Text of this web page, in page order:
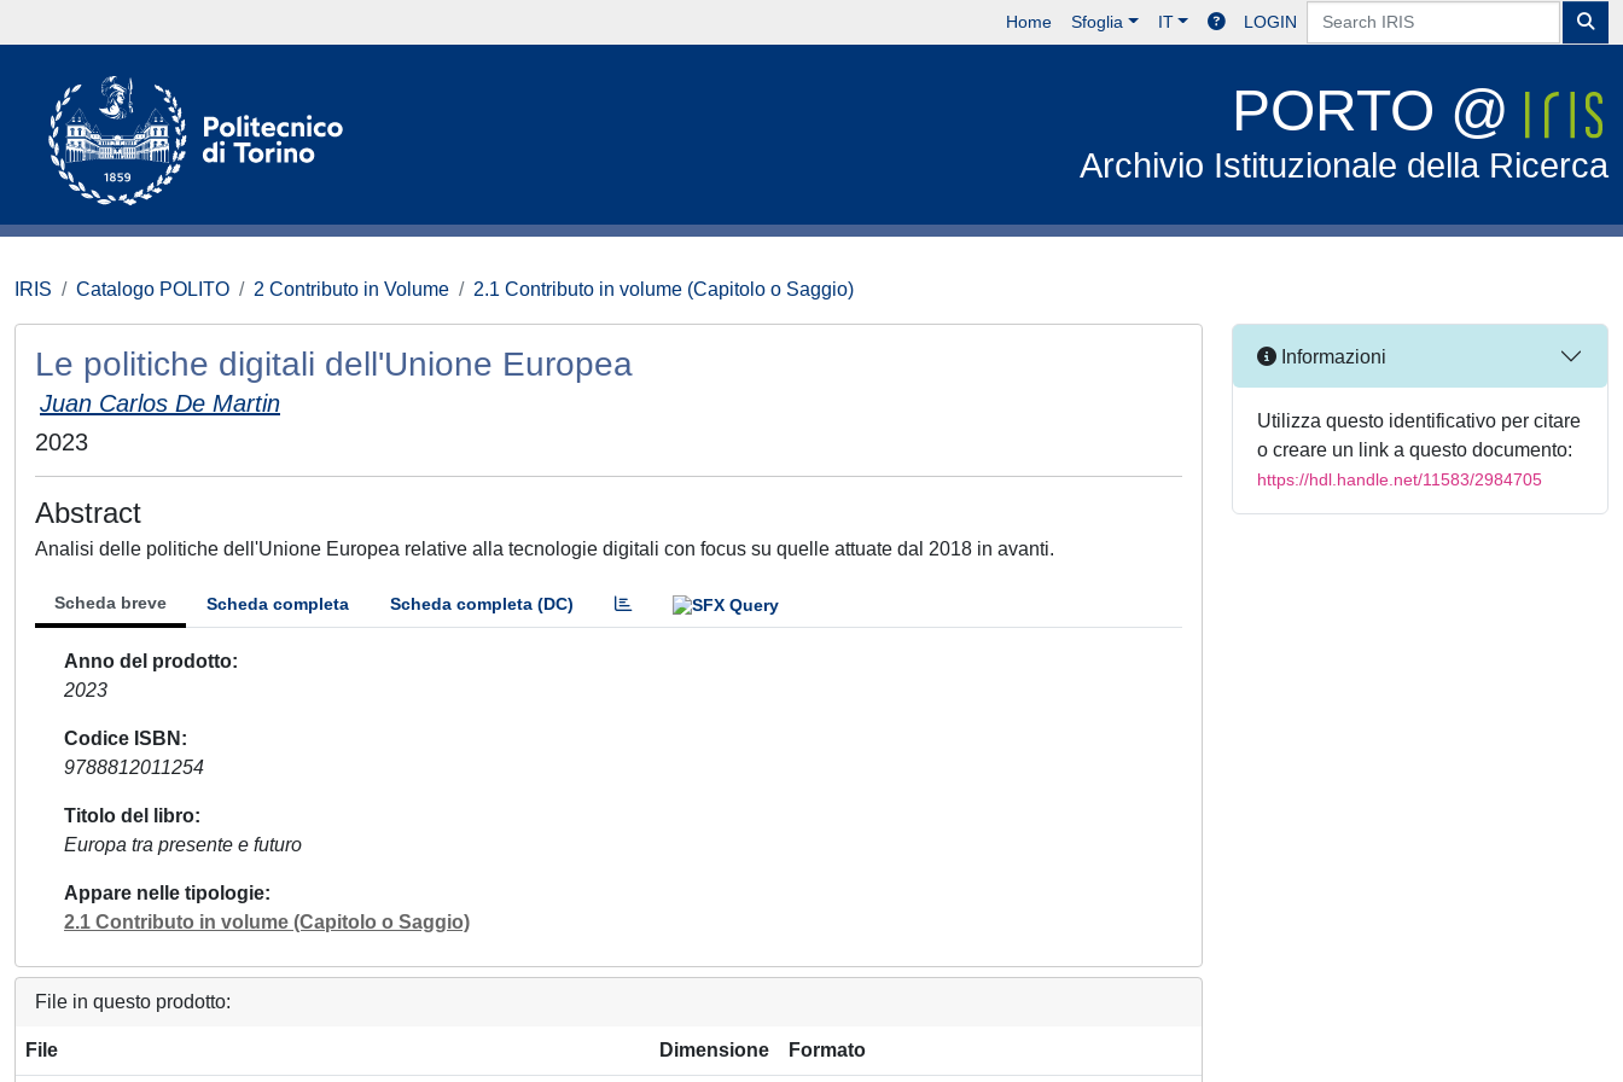
Home Sfoglia IT LOGIN
PORTO @
Archivio Istituzionale della Ricerca
IRIS Catalogo POLITO 2 Contributo in Volume 2.1 Contributo in volume (Capitolo o Saggio)
Le politiche digitali dell'Unione Europea
Juan Carlos De Martin
2023
Abstract
Analisi delle politiche dell'Unione Europea relative alla tecnologie digitali con focus su quelle attuate dal 2018 in avanti.
Scheda breve Scheda completa Scheda completa (DC)
Anno del prodotto
2023
Codice ISBN
9788812011254
Titolo del libro
Europa tra presente e futuro
Appare nelle tipologie
2.1 Contributo in volume (Capitolo o Saggio)
File in questo prodotto:
File Dimensione Formato
Informazioni
Utilizza questo identificativo per citare
o creare un link a questo documento:
https://hdl.handle.net/11583/2984705